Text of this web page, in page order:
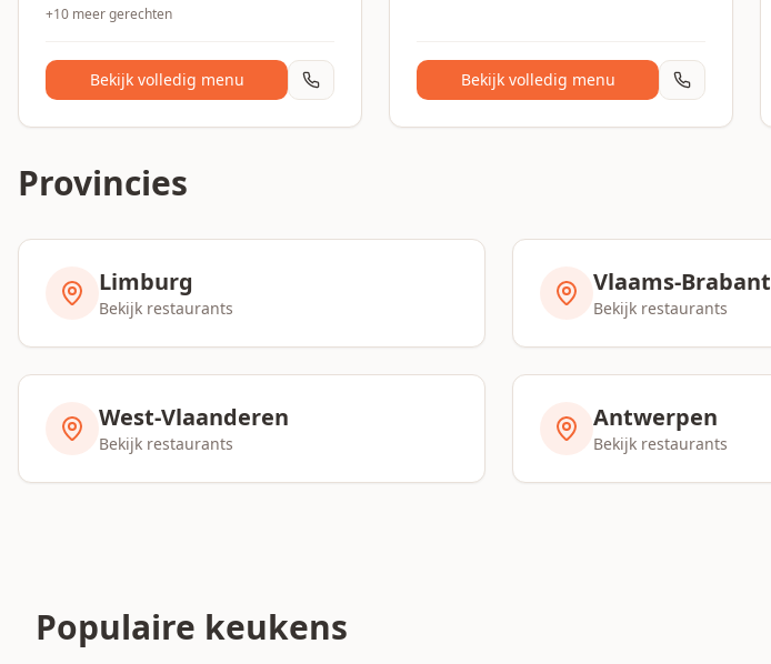
+10 meer gerechten
Bekijk volledig menu Bekijk volledig menu
Provincies
Limburg
Bekijk restaurants
Vlaams-Brabant
Bekijk restaurants
West-Vlaanderen
Bekijk restaurants
Antwerpen
Bekijk restaurants
Populaire keukens